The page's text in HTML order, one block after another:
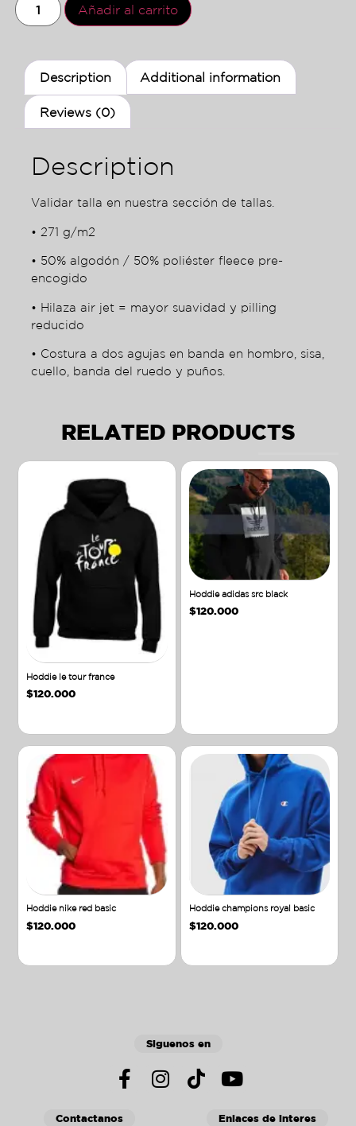
Añadir al carrito
Description Additional information
Reviews (0)
Description
Validar talla en nuestra sección de tallas.
• 271 g/m2
• 50% algodón / 50% poliéster fleece pre-
encogido
• Hilaza air jet = mayor suavidad y pilling
reducido
• Costura a dos agujas en banda en hombro, sisa,
cuello, banda del ruedo y puños.
RELATED PRODUCTS
Hoddie le tour france
$120.000
Hoddie adidas src black
$120.000
Hoddie nike red basic
$120.000
Hoddie champions royal basic
$120.000
Siguenos en
Contactanos Enlaces de interes